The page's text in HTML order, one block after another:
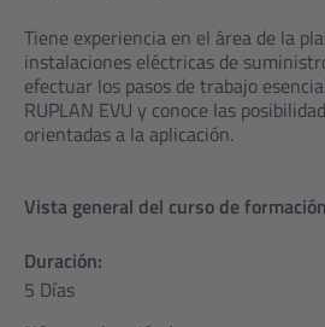
Tiene experiencia en el área de la
instalaciones eléctricas de
efectuar los pasos de trabajo
RUPLAN EVU y conoce las
orientadas a la aplicación.
Vista general del curso de formación
Duración:
5 Días